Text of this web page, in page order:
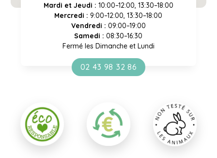
Mardi et Jeudi : 10:00–12:00, 13:30–18:00
Mercredi : 9:00–12:00, 13:30–18:00
Vendredi : 09:00–19:00
Samedi : 08:30–16:30
Fermé les Dimanche et Lundi
02 43 98 32 86